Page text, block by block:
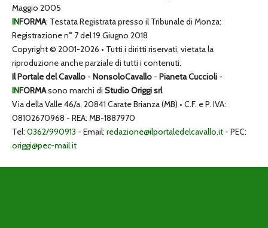
Maggio 2005
INFORMA: Testata Registrata presso il Tribunale di Monza:
Registrazione n° 7 del 19 Giugno 2018
Copyright © 2001-2026 • Tutti i diritti riservati, vietata la
riproduzione anche parziale di tutti i contenuti.
Il Portale del Cavallo - NonsoloCavallo - Pianeta Cuccioli -
INFORMAsono marchi di Studio Origgi srl
Via della Valle 46/a, 20841 Carate Brianza (MB) • C.F. e P. IVA:
08102670968 - REA: MB-1887970
Tel: 0362/990913 - Email: redazione@ilportaledelcavallo.it - PEC:
origgi@pec-mail.it